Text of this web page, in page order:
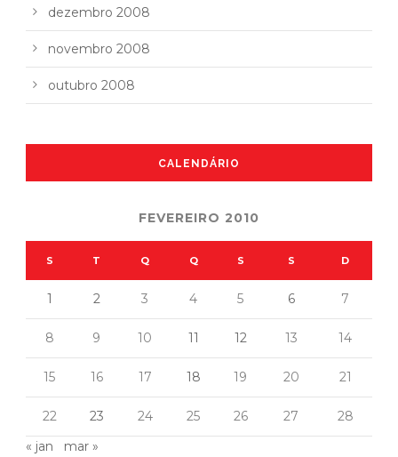
dezembro 2008
novembro 2008
outubro 2008
CALENDÁRIO
FEVEREIRO 2010
S T Q Q S S D
1 2 3 4 5 6 7
8 9 10 11 12 13 14
15 16 17 18 19 20 21
22 23 24 25 26 27
28
« jan
mar »